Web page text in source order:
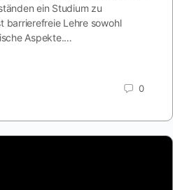
ein Studium zu
barrierefreie Lehre sowohl
Aspekte.…
0